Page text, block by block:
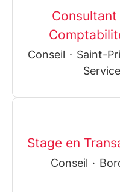
Consultant
Conseil · Saint-
Stage en
Conseil ·